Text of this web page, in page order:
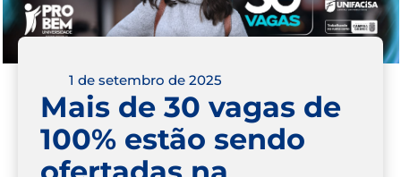
1 de setembro de 2025
Mais de 30 vagas de
100% estão sendo